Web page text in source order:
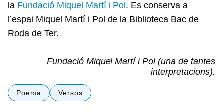
la Fundació Miquel Martí i Pol . Es conserva a
l’espai Miquel Martí i Pol de la Biblioteca Bac de
Roda de Ter.
Fundació Miquel Martí i Pol (una de tantes
interpretacions).
Poema Versos